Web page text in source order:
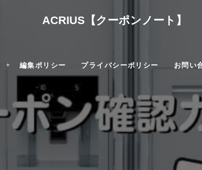
ACRIUS【クーポンノート】
編集ポリシー プライバシーポリシー お問い